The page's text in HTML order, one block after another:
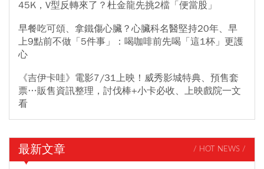
45K，V型反轉來了？杜金龍先挑2檔「便當股」
早餐吃可頌、拿鐵傷心臟？心臟科名醫堅持20年、早
上9點前不做「5件事」：喝咖啡前先喝「這1杯」更護
心
《吉伊卡哇》電影7/31上映！威秀影城特典、預售套
票…販售資訊整理，討伐棒+小卡必收、上映戲院一文
看
最新文章 / HOT NEWS /